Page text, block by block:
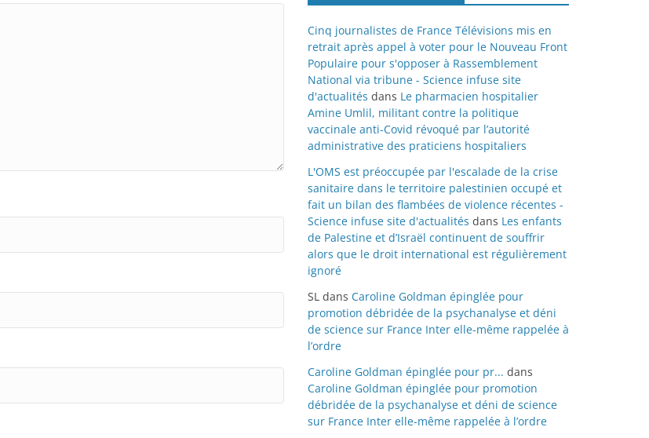
Cinq journalistes de France Télévisions mis en
retrait après appel à voter pour le Nouveau Front
Populaire pour s'opposer à Rassemblement
National via tribune - Science infuse site
d'actualités dans Le pharmacien hospitalier
Amine Umlil, militant contre la politique
vaccinale anti-Covid révoqué par l’autorité
administrative des praticiens hospitaliers
L'OMS est préoccupée par l'escalade de la crise
sanitaire dans le territoire palestinien occupé et
fait un bilan des flambées de violence récentes -
Science infuse site d'actualités dans Les enfants
de Palestine et d’Israël continuent de souffrir
alors que le droit international est régulièrement
ignoré
SL dans Caroline Goldman épinglée pour
promotion débridée de la psychanalyse et déni
de science sur France Inter elle-même rappelée à
l’ordre
Caroline Goldman épinglée pour pr... dans
Caroline Goldman épinglée pour promotion
débridée de la psychanalyse et déni de science
sur France Inter elle-même rappelée à l’ordre